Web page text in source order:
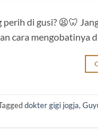
di gusi? 😫🦷
cara mengobatinya
dokter gigi jogja,